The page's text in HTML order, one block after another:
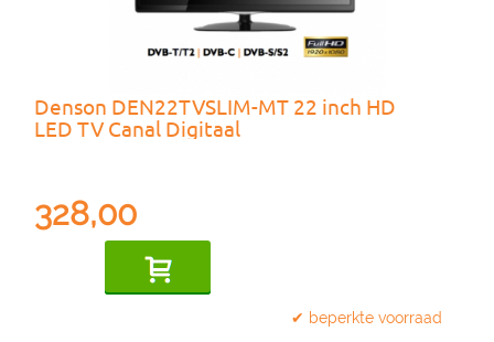
Denson DEN22TVSLIM-MT 22 inch HD
LED TV Canal Digitaal
328,00
✔ beperkte voorraad